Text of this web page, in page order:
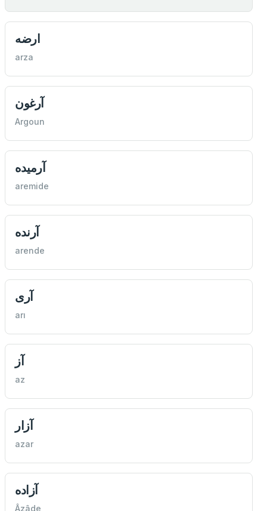
ارضه
arza
آرغون
Argoun
آرميده
aremide
آرنده
arende
آری
arı
آز
az
آزار
azar
آزاده
Âzâde